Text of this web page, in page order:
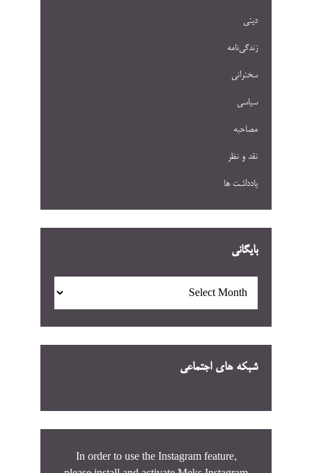
دینی
زندگی‌نامه
سخنرانی
سیاسی
مصاحبه
نقد و نظر
یادداشت ها
بایگانی
شبکه های اجتماعی
In order to use the Instagram feature,